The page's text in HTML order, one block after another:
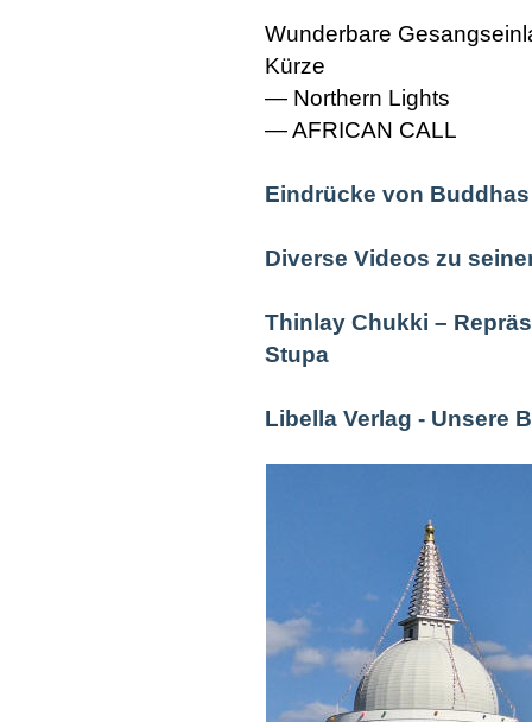
Wunderbare
Kürze
— Northern Lights
— AFRICAN CALL
Eindrücke von
Diverse Videos zu
Thinlay Chukki –
Stupa
Libella Verlag - Unsere